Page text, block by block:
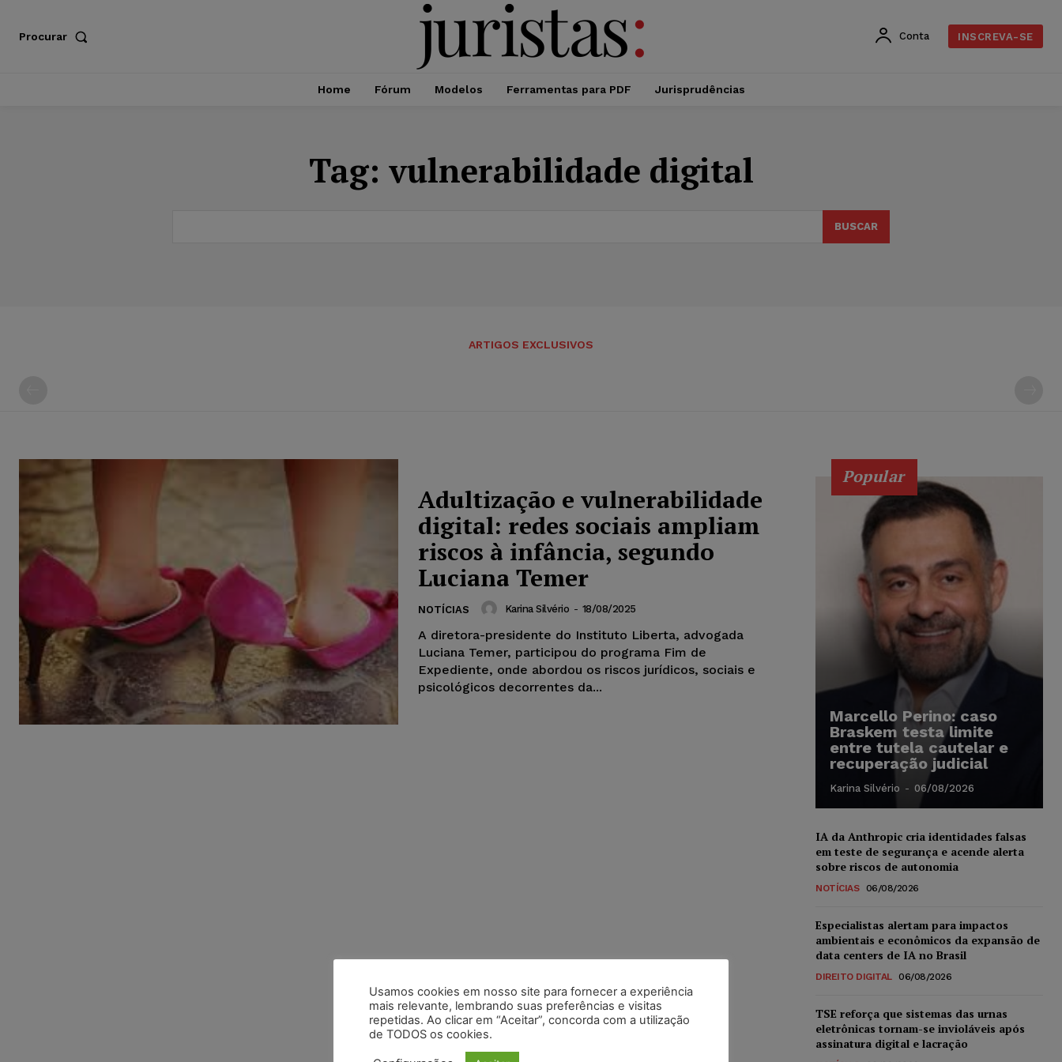
Procurar Conta INSCREVA-SE
Home Fórum Modelos Ferramentas para PDF Jurisprudências
Tag: vulnerabilidade digital
BUSCAR
ARTIGOS EXCLUSIVOS
Adultização e vulnerabilidade
digital: redes sociais ampliam
riscos à infância, segundo
Luciana Temer
NOTÍCIAS Karina Silvério - 18/08/2025
A diretora-presidente do Instituto Liberta, advogada
Luciana Temer, participou do programa Fim de
Expediente, onde abordou os riscos jurídicos, sociais e
psicológicos decorrentes da...
Popular
Marcello Perino: caso
Braskem testa limite
entre tutela cautelar e
recuperação judicial
Karina Silvério - 06/08/2026
IA da Anthropic cria identidades falsas
em teste de segurança e acende alerta
sobre riscos de autonomia
NOTÍCIAS 06/08/2026
Especialistas alertam para impactos
ambientais e econômicos da expansão de
data centers de IA no Brasil
DIREITO DIGITAL 06/08/2026
TSE reforça que sistemas das urnas
eletrônicas tornam-se invioláveis após
assinatura digital e lacração
Usamos cookies em nosso site para fornecer a experiência
mais relevante, lembrando suas preferências e visitas
repetidas. Ao clicar em “Aceitar”, concorda com a utilização
de TODOS os cookies.